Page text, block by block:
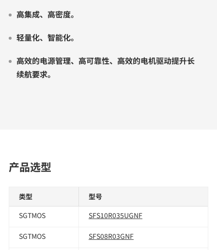
高集成、高密度。
轻量化、智能化。
高效的电源管理、高可靠性、高效的电机驱动提升长
续航要求。
产品选型
类型
型号
SGTMOS
SFS10R035UGNF
SGTMOS SFS08R03GNF